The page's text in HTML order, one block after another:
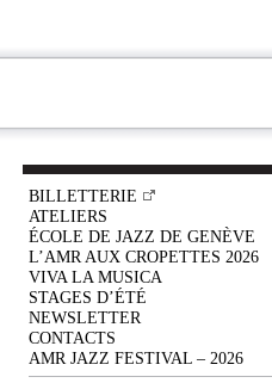
BILLETTERIE
ATELIERS
ÉCOLE DE JAZZ DE GENÈVE
L’AMR AUX CROPETTES 2026
VIVA LA MUSICA
STAGES D’ÉTÉ
NEWSLETTER
CONTACTS
AMR JAZZ FESTIVAL – 2026